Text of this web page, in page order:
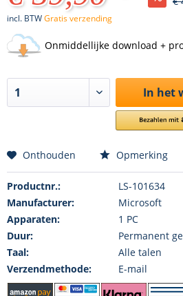
incl. BTWGratis verzending
Onmiddellijke download +
In het
Onthouden Opmerking
Productnr.:
LS-101634
Manufacturer:
Microsoft
Apparaten:
1 PC
Duur:
Permanent
Taal:
Alle talen
Verzendmethode:
E-mail